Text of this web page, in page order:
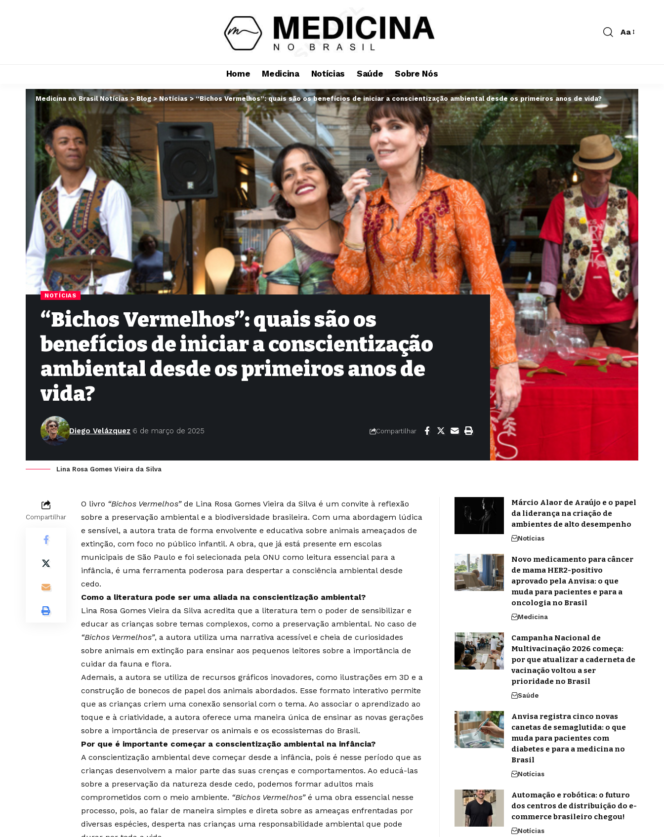
Aa
Home Medicina Notícias Saúde Sobre Nós
Medicina no Brasil Notícias>Blog>Notícias>“Bichos Vermelhos”: quais são os benefícios de iniciar a conscientização ambiental desde os primeiros anos de vida?
NOTÍCIAS
“Bichos Vermelhos”: quais são os
benefícios de iniciar a conscientização
ambiental desde os primeiros anos de
vida?
Diego Velázquez 6 de março de 2025 Compartilhar
Lina Rosa Gomes Vieira da Silva
Compartilhar
O livro “Bichos Vermelhos”de Lina Rosa Gomes Vieira da Silva é um convite à reflexão
sobre a preservação ambiental e a biodiversidade brasileira. Com uma abordagem lúdica
e sensível, a autora trata de forma envolvente e educativa sobre animais ameaçados de
extinção, com foco no público infantil. A obra, que já está presente em escolas
municipais de São Paulo e foi selecionada pela ONU como leitura essencial para a
infância, é uma ferramenta poderosa para despertar a consciência ambiental desde
cedo.
Como a literatura pode ser uma aliada na conscientização ambiental?
Lina Rosa Gomes Vieira da Silva acredita que a literatura tem o poder de sensibilizar e
educar as crianças sobre temas complexos, como a preservação ambiental. No caso de
“Bichos Vermelhos”, a autora utiliza uma narrativa acessível e cheia de curiosidades
sobre animais em extinção para ensinar aos pequenos leitores sobre a importância de
cuidar da fauna e flora.
Ademais, a autora se utiliza de recursos gráficos inovadores, como ilustrações em 3D e a
construção de bonecos de papel dos animais abordados. Esse formato interativo permite
que as crianças criem uma conexão sensorial com o tema. Ao associar o aprendizado ao
toque e à criatividade, a autora oferece uma maneira única de ensinar as novas gerações
sobre a importância de preservar os animais e os ecossistemas do Brasil.
Por que é importante começar a conscientização ambiental na infância?
A conscientização ambiental deve começar desde a infância, pois é nesse período que as
crianças desenvolvem a maior parte das suas crenças e comportamentos. Ao educá-las
sobre a preservação da natureza desde cedo, podemos formar adultos mais
comprometidos com o meio ambiente. “Bichos Vermelhos”é uma obra essencial nesse
processo, pois, ao falar de maneira simples e direta sobre as ameaças enfrentadas por
diversas espécies, desperta nas crianças uma responsabilidade ambiental que pode
Márcio Alaor de Araújo e o papel
da liderança na criação de
ambientes de alto desempenho
Notícias
Novo medicamento para câncer
de mama HER2-positivo
aprovado pela Anvisa: o que
muda para pacientes e para a
oncologia no Brasil
Medicina
Campanha Nacional de
Multivacinação 2026 começa:
por que atualizar a caderneta de
vacinação voltou a ser
prioridade no Brasil
Saúde
Anvisa registra cinco novas
canetas de semaglutida: o que
muda para pacientes com
diabetes e para a medicina no
Brasil
Notícias
Automação e robótica: o futuro
dos centros de distribuição do e-
commerce brasileiro chegou!
Notícias